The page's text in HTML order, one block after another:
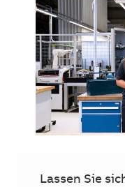
Lassen Sie